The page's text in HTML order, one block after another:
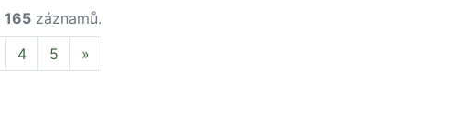
165 záznamů.
4 5 »